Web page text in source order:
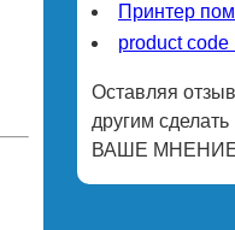
Принтер
product code
Оставляя
другим
ВАШЕ